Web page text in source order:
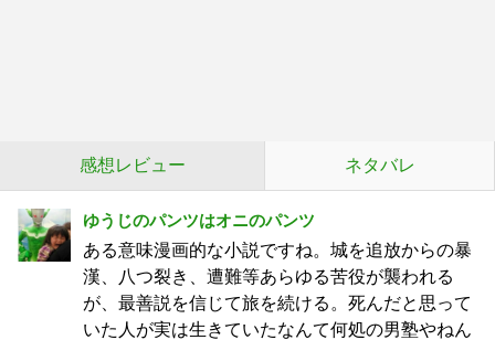
感想レビュー ネタバレ
ゆうじのパンツはオニのパンツ
ある意味漫画的な小説ですね。城を追放からの暴
漢、八つ裂き、遭難等あらゆる苦役が襲われる
が、最善説を信じて旅を続ける。死んだと思って
いた人が実は生きていたなんて何処の男塾やねん